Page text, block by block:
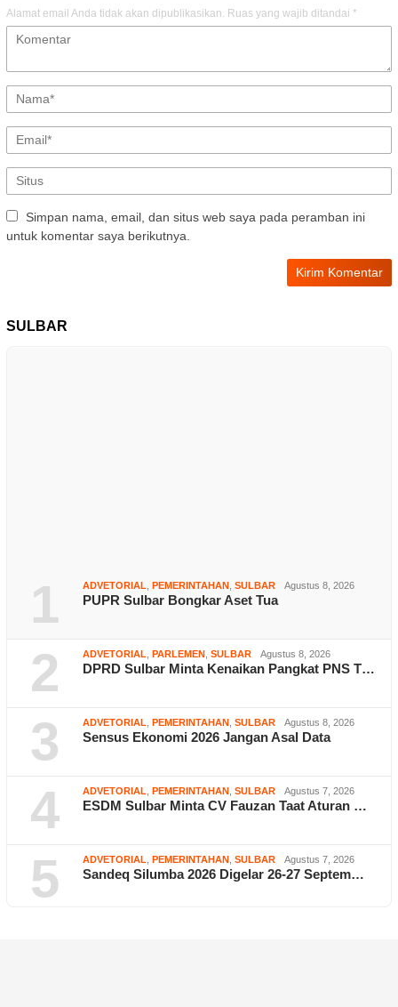
Alamat email Anda tidak akan dipublikasikan. Ruas yang wajib ditandai *
Simpan nama, email, dan situs web saya pada peramban ini
untuk komentar saya berikutnya.
SULBAR
1 ADVETORIAL PEMERINTAHAN SULBAR Agustus 8, 2026
PUPR Sulbar Bongkar Aset Tua
2 ADVETORIAL PARLEMEN SULBAR Agustus 8, 2026
DPRD Sulbar Minta Kenaikan Pangkat PNS T…
3 ADVETORIAL PEMERINTAHAN SULBAR Agustus 8, 2026
Sensus Ekonomi 2026 Jangan Asal Data
4 ADVETORIAL PEMERINTAHAN SULBAR Agustus 7, 2026
ESDM Sulbar Minta CV Fauzan Taat Aturan …
5 ADVETORIAL PEMERINTAHAN SULBAR Agustus 7, 2026
Sandeq Silumba 2026 Digelar 26-27 Septem…